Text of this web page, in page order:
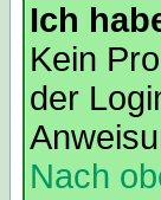
Ich
Kein
der
Nach